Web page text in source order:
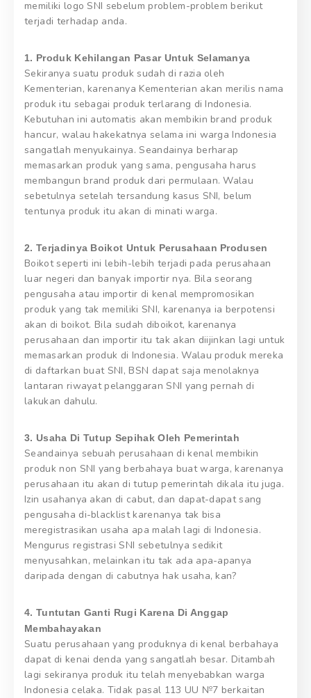
memiliki logo SNI sebelum problem-problem berikut
terjadi terhadap anda.
1. Produk Kehilangan Pasar Untuk Selamanya
Sekiranya suatu produk sudah di razia oleh
Kementerian, karenanya Kementerian akan merilis nama
produk itu sebagai produk terlarang di Indonesia.
Kebutuhan ini automatis akan membikin brand produk
hancur, walau hakekatnya selama ini warga Indonesia
sangatlah menyukainya. Seandainya berharap
memasarkan produk yang sama, pengusaha harus
membangun brand produk dari permulaan. Walau
sebetulnya setelah tersandung kasus SNI, belum
tentunya produk itu akan di minati warga.
2. Terjadinya Boikot Untuk Perusahaan Produsen
Boikot seperti ini lebih-lebih terjadi pada perusahaan
luar negeri dan banyak importir nya. Bila seorang
pengusaha atau importir di kenal mempromosikan
produk yang tak memiliki SNI, karenanya ia berpotensi
akan di boikot. Bila sudah diboikot, karenanya
perusahaan dan importir itu tak akan diijinkan lagi untuk
memasarkan produk di Indonesia. Walau produk mereka
di daftarkan buat SNI, BSN dapat saja menolaknya
lantaran riwayat pelanggaran SNI yang pernah di
lakukan dahulu.
3. Usaha Di Tutup Sepihak Oleh Pemerintah
Seandainya sebuah perusahaan di kenal membikin
produk non SNI yang berbahaya buat warga, karenanya
perusahaan itu akan di tutup pemerintah dikala itu juga.
Izin usahanya akan di cabut, dan dapat-dapat sang
pengusaha di-blacklist karenanya tak bisa
meregistrasikan usaha apa malah lagi di Indonesia.
Mengurus registrasi SNI sebetulnya sedikit
menyusahkan, melainkan itu tak ada apa-apanya
daripada dengan di cabutnya hak usaha, kan?
4. Tuntutan Ganti Rugi Karena Di Anggap
Membahayakan
Suatu perusahaan yang produknya di kenal berbahaya
dapat di kenai denda yang sangatlah besar. Ditambah
lagi sekiranya produk itu telah menyebabkan warga
Indonesia celaka. Tidak pasal 113 UU №7 berkaitan